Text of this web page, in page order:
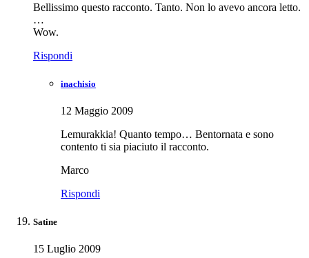
Bellissimo questo racconto. Tanto. Non lo avevo ancora letto.
…
Wow.
Rispondi
inachisio
12 Maggio 2009
Lemurakkia! Quanto tempo… Bentornata e sono
contento ti sia piaciuto il racconto.
Marco
Rispondi
Satine
15 Luglio 2009